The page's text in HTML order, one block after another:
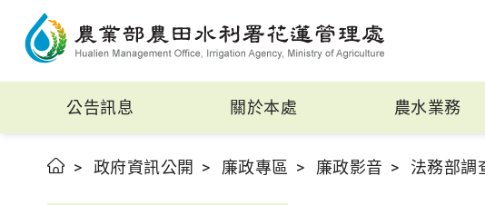
公告訊息 關於本處 農水業務
政府資訊公開 廉政專區 廉政影音 法務部調